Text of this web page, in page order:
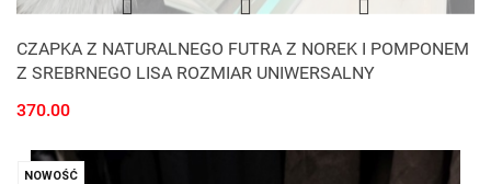
CZAPKA Z NATURALNEGO FUTRA Z NOREK I POMPONEM
Z SREBRNEGO LISA ROZMIAR UNIWERSALNY
370.00
NOWOŚĆ